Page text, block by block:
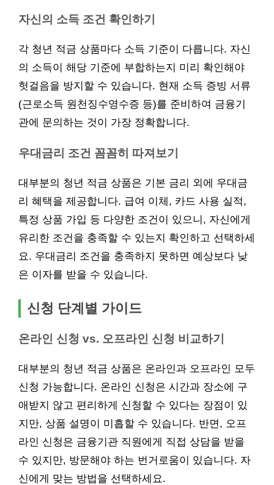
자신의 소득 조건 확인하기
각 청년 적금 상품마다 소득 기준이 다릅니다. 자신
의 소득이 해당 기준에 부합하는지 미리 확인해야
헛걸음을 방지할 수 있습니다. 현재 소득 증빙 서류
(근로소득 원천징수영수증 등)를 준비하여 금융기
관에 문의하는 것이 가장 정확합니다.
우대금리 조건 꼼꼼히 따져보기
대부분의 청년 적금 상품은 기본 금리 외에 우대금
리 혜택을 제공합니다. 급여 이체, 카드 사용 실적,
특정 상품 가입 등 다양한 조건이 있으니, 자신에게
유리한 조건을 충족할 수 있는지 확인하고 선택하세
요. 우대금리 조건을 충족하지 못하면 예상보다 낮
은 이자를 받을 수 있습니다.
신청 단계별 가이드
온라인 신청 vs. 오프라인 신청 비교하기
대부분의 청년 적금 상품은 온라인과 오프라인 모두
신청 가능합니다. 온라인 신청은 시간과 장소에 구
애받지 않고 편리하게 신청할 수 있다는 장점이 있
지만, 상품 설명이 미흡할 수 있습니다. 반면, 오프
라인 신청은 금융기관 직원에게 직접 상담을 받을
수 있지만, 방문해야 하는 번거로움이 있습니다. 자
신에게 맞는 방법을 선택하세요.